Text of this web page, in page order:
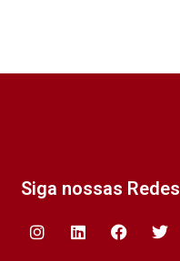
Siga nossas Redes